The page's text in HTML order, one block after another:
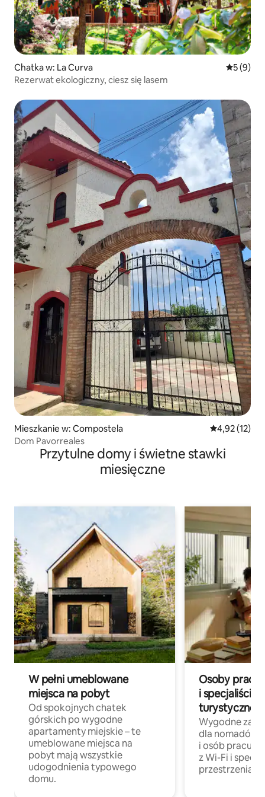
Chatka w: La Curva Średnia
5 (9)
Rezerwat ekologiczny, ciesz się lasem
Mieszkanie w: Compostela Średnia
4,92 (12)
Dom Pavorreales
Przytulne domy i świetne stawki
miesięczne
W pełni umeblowane
miejsca na pobyt
Od spokojnych chatek
górskich po wygodne
apartamenty miejskie – te
umeblowane miejsca na
pobyt mają wszystkie
udogodnienia typowego
domu.
Osoby
i specjaliści z
turystycznej
Wygodne
dla nomadów
i osób
z Wi-Fi i
przestrzenią